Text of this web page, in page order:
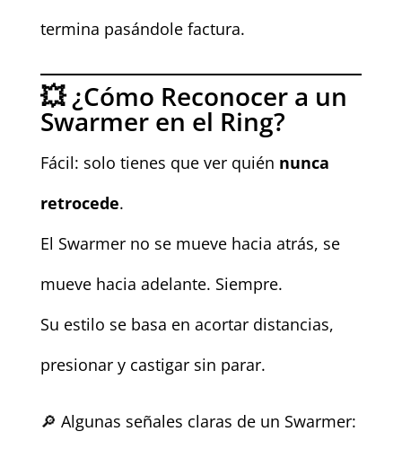
termina pasándole factura.
💥 ¿Cómo Reconocer a un
Swarmer en el Ring?
Fácil: solo tienes que ver quién nunca
retrocede.
El Swarmer no se mueve hacia atrás, se
mueve hacia adelante. Siempre.
Su estilo se basa en acortar distancias,
presionar y castigar sin parar.
🔎 Algunas señales claras de un Swarmer: